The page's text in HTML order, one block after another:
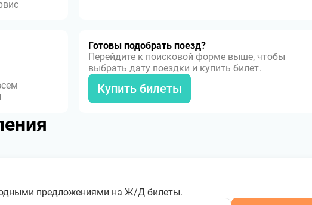
Готовы подобрать поезд?
Перейдите к поисковой форме выше, чтобы
выбрать дату поездки и купить билет.
Купить билеты
предложениями на Ж/Д билеты.